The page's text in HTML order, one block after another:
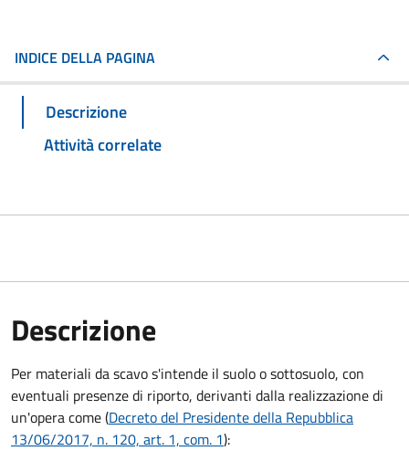
INDICE DELLA PAGINA
Descrizione
Attività correlate
Descrizione
Per materiali da scavo s'intende il suolo o sottosuolo, con
eventuali presenze di riporto, derivanti dalla realizzazione di
un'opera come (Decreto del Presidente della Repubblica
13/06/2017, n. 120, art. 1, com. 1):